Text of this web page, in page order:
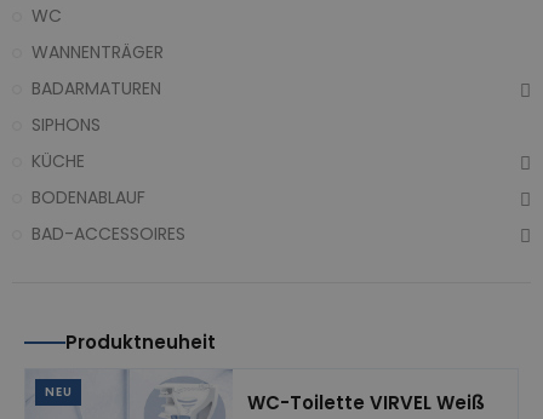
WC
WANNENTRÄGER
BADARMATUREN
SIPHONS
KÜCHE
BODENABLAUF
BAD-ACCESSOIRES
Produktneuheit
NEU WC-Toilette VIRVEL Weiß